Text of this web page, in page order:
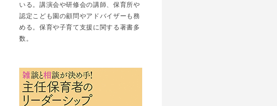
いる。講演会や研修会の講師、保育所や
認定こども園の顧問やアドバイザーも務
める。保育や子育て支援に関する著書多
数。